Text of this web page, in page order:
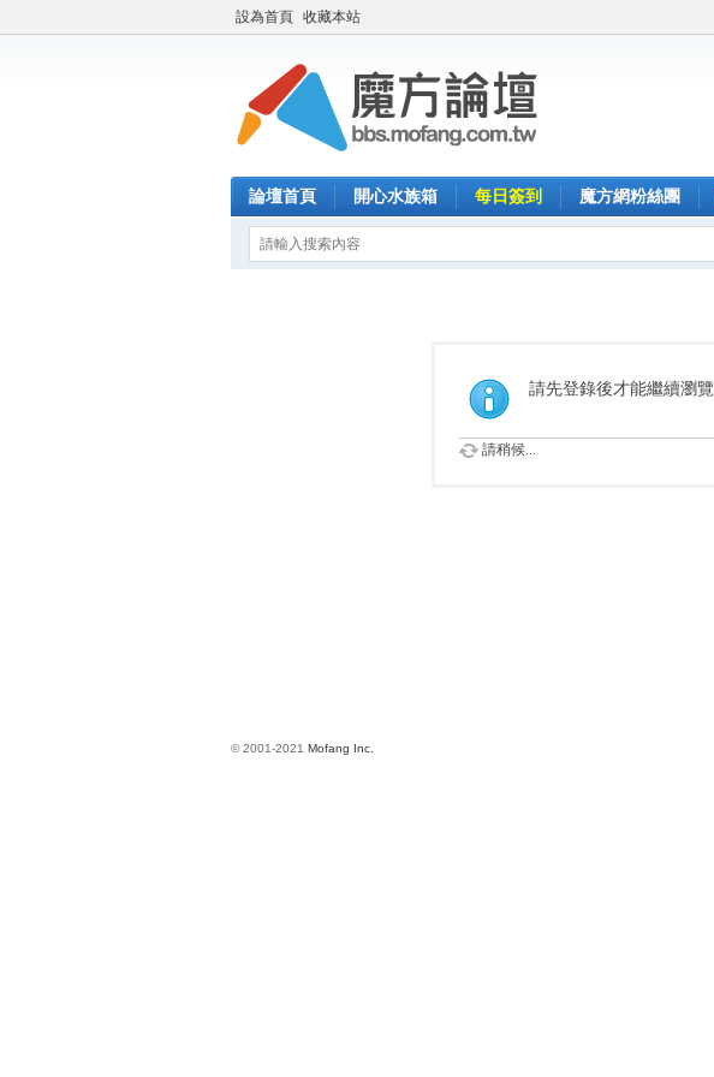
設為首頁 收藏本站
論壇首頁 開心水族箱 每日簽到 魔方網粉絲團
請先登錄後才能繼續瀏覽
請稍候...
© 2001-2021 Mofang Inc.